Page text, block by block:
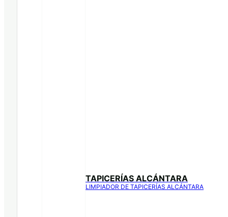
TAPICERÍAS ALCÁNTARA
LIMPIADOR DE TAPICERÍAS ALCÁNTARA